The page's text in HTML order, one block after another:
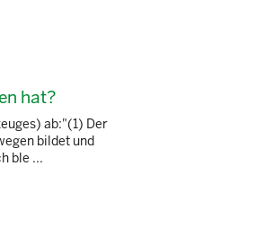
hat?
ab:"(1) Der
bildet und
ble ...